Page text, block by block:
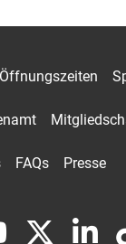
Öffnungszeiten
FAQs Presse